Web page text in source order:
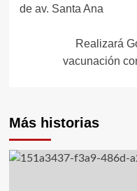
de av. Santa Ana
Realizará
vacunación
Más historias